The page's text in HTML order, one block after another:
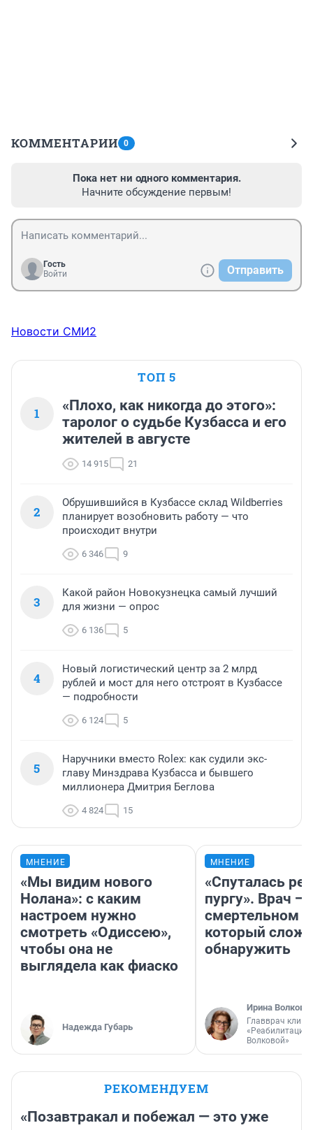
КОММЕНТАРИИ 0
Пока нет ни одного комментария.
Начните обсуждение первым!
Гость
Войти
Отправить
Новости СМИ2
ТОП 5
1
«Плохо, как никогда до этого»:
таролог о судьбе Кузбасса и его
жителей в августе
14 915 21
2
Обрушившийся в Кузбассе склад Wildberries
планирует возобновить работу — что
происходит внутри
6 346 9
3
Какой район Новокузнецка самый лучший
для жизни — опрос
6 136 5
4
Новый логистический центр за 2 млрд
рублей и мост для него отстроят в Кузбассе
— подробности
6 124 5
5
Наручники вместо Rolex: как судили экс-
главу Минздрава Кузбасса и бывшего
миллионера Дмитрия Беглова
4 824 15
МНЕНИЕ
«Мы видим нового
Нолана»: с каким
настроем нужно
смотреть «Одиссею»,
чтобы она не
выглядела как фиаско
Надежда Губарь
МНЕНИЕ
«Спуталась
пургу». Врач —
смертельном
который
обнаружить
Ирина Волкова
Главврач
«Реабилитация
Волковой»
РЕКОМЕНДУЕМ
«Позавтракал и побежал — это уже